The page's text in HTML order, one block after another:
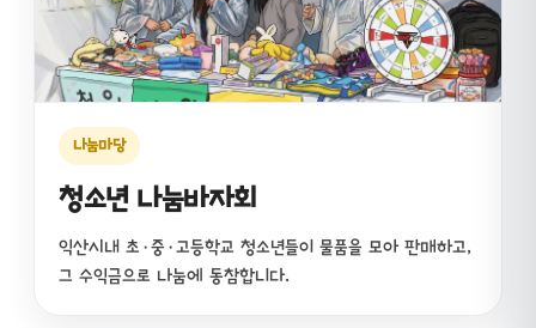
나눔마당
청소년 나눔바자회
익산시내 초·중·고등학교 청소년들이 물품을 모아 판매하고,
그 수익금으로 나눔에 동참합니다.